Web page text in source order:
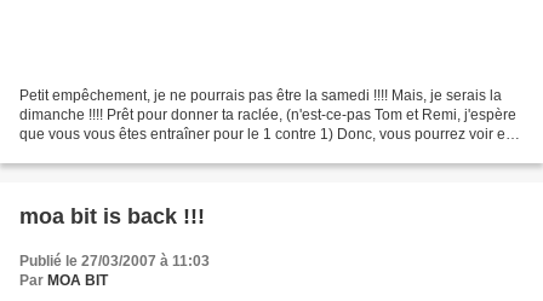
Petit empêchement, je ne pourrais pas être la samedi !!!! Mais, je serais la
dimanche !!!! Prêt pour donner ta raclée, (n'est-ce-pas Tom et Remi, j'espère
que vous vous êtes entraîner pour le 1 contre 1) Donc, vous pourrez voir en
moa bit is back !!!
Publié le 27/03/2007 à 11:03
Par MOA BIT